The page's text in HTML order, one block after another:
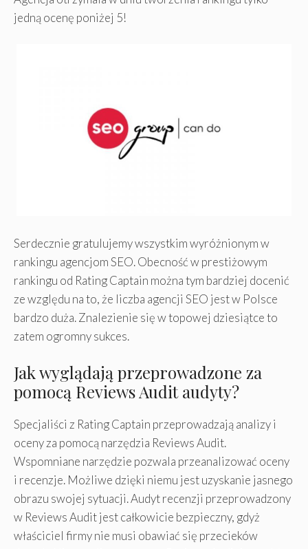
jedną ocenę poniżej 5!
Serdecznie gratulujemy wszystkim wyróżnionym w
rankingu agencjom SEO. Obecność w prestiżowym
rankingu od Rating Captain można tym bardziej docenić
ze względu na to, że liczba agencji SEO jest w Polsce
bardzo duża. Znalezienie się w topowej dziesiątce to
zatem ogromny sukces.
Jak wyglądają przeprowadzone za
pomocą Reviews Audit audyty?
Specjaliści z Rating Captain przeprowadzają analizy i
oceny za pomocą narzędzia Reviews Audit.
Wspomniane narzędzie pozwala przeanalizować oceny
i recenzje. Możliwe dzięki niemu jest uzyskanie jasnego
obrazu swojej sytuacji. Audyt recenzji przeprowadzony
w Reviews Audit jest całkowicie bezpieczny, gdyż
właściciel firmy nie musi obawiać się przecieków